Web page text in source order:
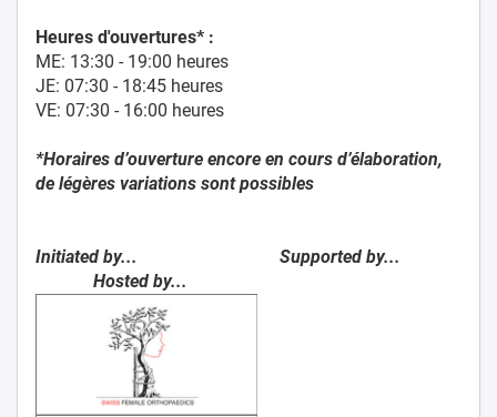
Heures d'ouvertures* :
ME: 13:30 - 19:00 heures
JE: 07:30 - 18:45 heures
VE: 07:30 - 16:00 heures
*Horaires d’ouverture encore en cours d’élaboration,
de légères variations sont possibles
Initiated by... Supported by...
Hosted by...